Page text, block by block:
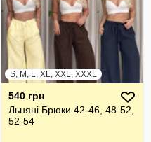
S, M, L, XL, XXL, XXXL
540 грн
Льняні Брюки 42-46, 48-52,
52-54